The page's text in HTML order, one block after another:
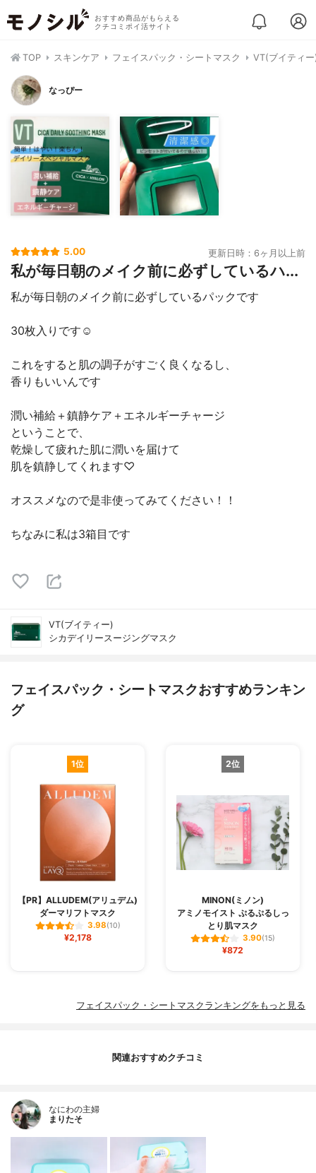
おすすめ商品がもらえる
クチコミポイ活サイト
TOP スキンケア フェイスパック・シートマスク VT(ブイティ
なっぴー
5.00 更新日時：6ヶ月以上前
私が毎日朝のメイク前に必ずしているハ...
私が毎日朝のメイク前に必ずしているパックです
30枚入りです☺︎
これをすると肌の調子がすごく良くなるし、
香りもいいんです
潤い補給＋鎮静ケア＋エネルギーチャージ
ということで、
乾燥して疲れた肌に潤いを届けて
肌を鎮静してくれます♡
オススメなので是非使ってみてください！！
ちなみに私は3箱目です
VT(ブイティー)
シカデイリースージングマスク
フェイスパック・シートマスクおすすめランキン
グ
1位
【PR】ALLUDEM(アリュデム)
ダーマリフトマスク
3.98(10)
¥2,178
2位
MINON(ミノン)
アミノモイスト ぷるぷるしっ
とり肌マスク
3.90(15)
¥872
フェイスパック・シートマスクランキングをもっと見る
関連おすすめクチコミ
なにわの主婦
まりたそ